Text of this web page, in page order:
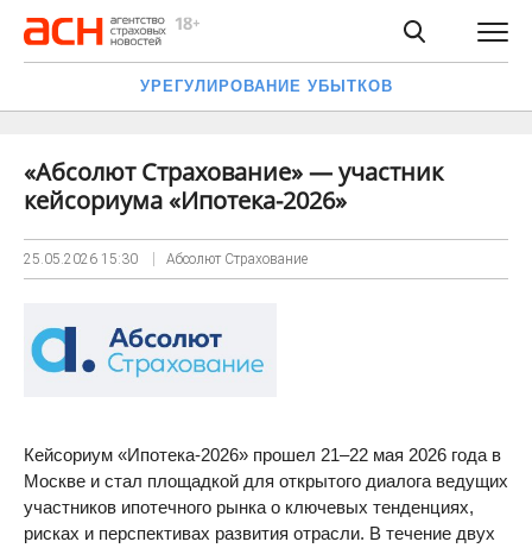
УРЕГУЛИРОВАНИЕ УБЫТКОВ
«Абсолют Страхование» — участник
кейсориума «Ипотека-2026»
25.05.2026 15:30 Абсолют Страхование
Кейсориум «Ипотека-2026» прошел 21–22 мая 2026 года в
Москве и стал площадкой для открытого диалога ведущих
участников ипотечного рынка о ключевых тенденциях,
рисках и перспективах развития отрасли. В течение двух